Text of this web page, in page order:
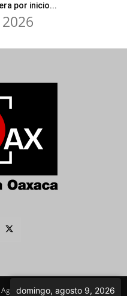
por inicio...
Agenda Política Imagen
domingo, agosto 9, 2026